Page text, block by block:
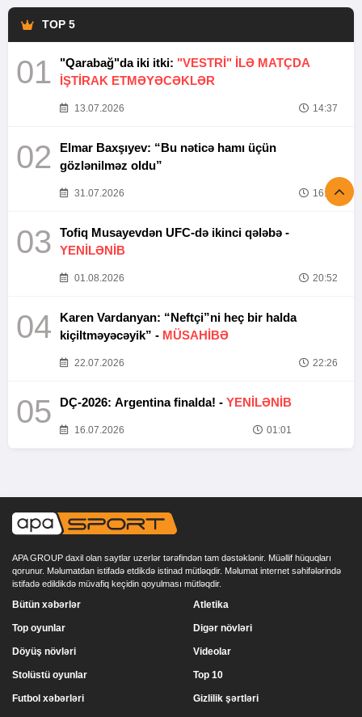
TOP 5
01 "Qarabağ"da iki itki: "VESTRİ" İLƏ MATÇDA
İŞTİRAK ETMƏYƏCƏKLƏR
13.07.2026 14:37
02
Elmar Baxşıyev: “Bu nəticə hamı üçün
gözlənilməz oldu”
31.07.2026 16:26
03
Tofiq Musayevdən UFC-də ikinci qələbə -
YENİLƏNİB
01.08.2026 20:52
04
Karen Vardanyan: “Neftçi”ni heç bir halda
kiçiltməyəcəyik” - MÜSAHİBƏ
22.07.2026 22:26
05 DÇ-2026: Argentina finalda! - YENİLƏNİB
16.07.2026 01:01
APA GROUP daxil olan saytlar uzerlər tərəfindən tam dəstəklənir. Müəllif hüquqları
qorunur. Məlumatdan istifadə etdikdə istinad mütləqdir. Məlumat internet səhifələrində
istifadə edildikdə müvafiq keçidin qoyulması mütləqdir.
Bütün xəbərlər
Top oyunlar
Döyüş növləri
Stolüstü oyunlar
Atletika
Digər növləri
Videolar
Top 10
Futbol xəbərləri Gizlilik şərtləri